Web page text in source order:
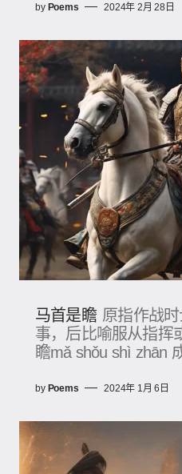
by Poems 2024年 2月 28日
马首是瞻 原指作战
事，后比喻服从指挥
瞻mǎ shǒu shì zhān
by Poems 2024年 1月 6日